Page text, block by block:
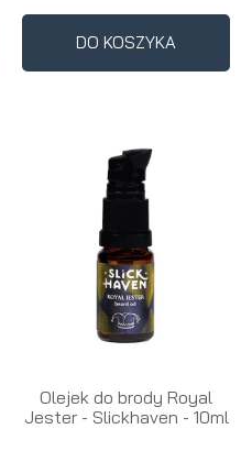
DO KOSZYKA
Olejek do brody Royal
Jester - Slickhaven - 10ml